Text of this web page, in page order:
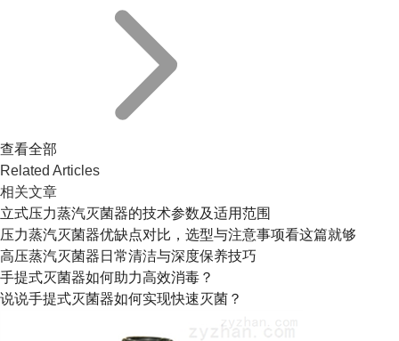
查看全部
Related Articles
相关文章
立式压力蒸汽灭菌器的技术参数及适用范围
压力蒸汽灭菌器优缺点对比，选型与注意事项看这篇就够
高压蒸汽灭菌器日常清洁与深度保养技巧
手提式灭菌器如何助力高效消毒？
说说手提式灭菌器如何实现快速灭菌？